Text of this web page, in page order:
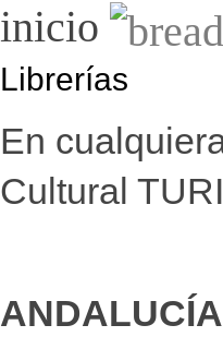
inicio
Librerías
En
Cultural
ANDALUCÍA